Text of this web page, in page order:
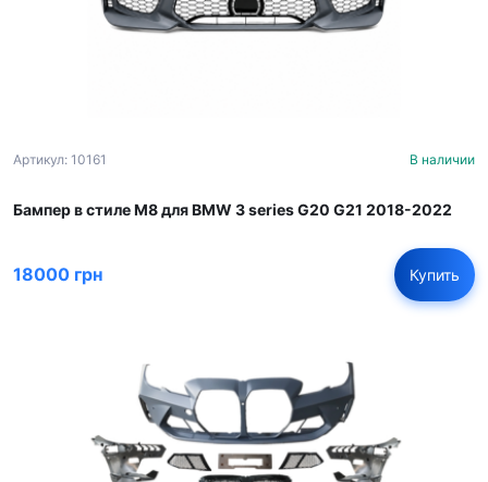
Артикул: 10161 В наличии
Бампер в стиле М8 для BMW 3 series G20 G21 2018-2022
18000 грн Купить